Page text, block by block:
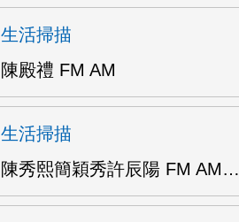
生活掃描
陳殿禮 FM AM
生活掃描
陳秀熙簡穎秀許辰陽 FM AM…